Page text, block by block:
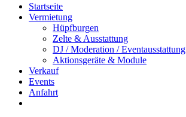
Startseite
Vermietung
Hüpfburgen
Zelte & Ausstattung
DJ / Moderation / Eventausstattung
Aktionsgeräte & Module
Verkauf
Events
Anfahrt